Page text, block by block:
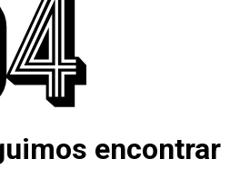
encontrar